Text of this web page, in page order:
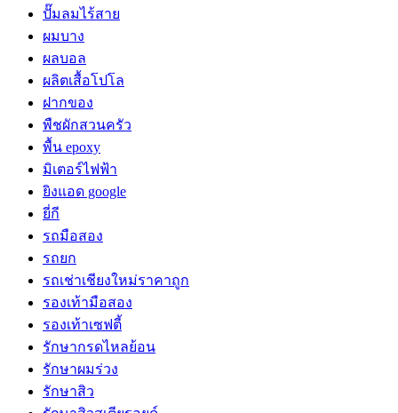
ปั๊มลมไร้สาย
ผมบาง
ผลบอล
ผลิตเสื้อโปโล
ฝากของ
พืชผักสวนครัว
พื้น epoxy
มิเตอร์ไฟฟ้า
ยิงแอด google
ยี่กี
รถมือสอง
รถยก
รถเช่าเชียงใหม่ราคาถูก
รองเท้ามือสอง
รองเท้าเซฟตี้
รักษากรดไหลย้อน
รักษาผมร่วง
รักษาสิว